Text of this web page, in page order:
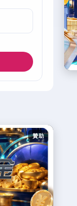
贊助